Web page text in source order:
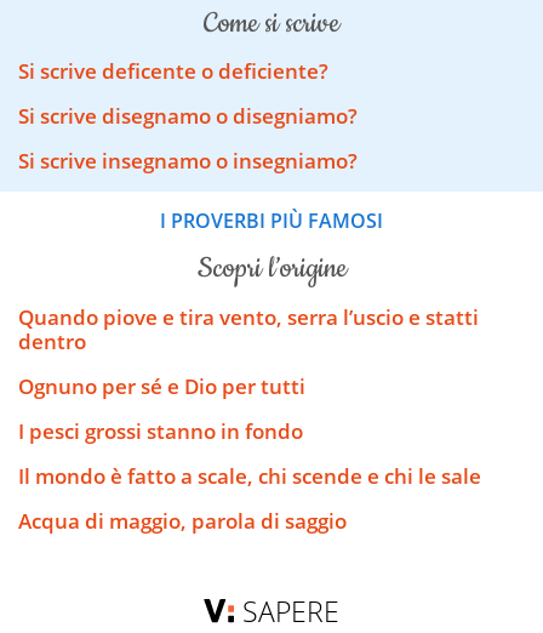
come si scrive
Si scrive deficente o deficiente?
Si scrive disegnamo o disegniamo?
Si scrive insegnamo o insegniamo?
I PROVERBI PIÙ FAMOSI
scopri l’origine
Quando piove e tira vento, serra l’uscio e statti
dentro
Ognuno per sé e Dio per tutti
I pesci grossi stanno in fondo
Il mondo è fatto a scale, chi scende e chi le sale
Acqua di maggio, parola di saggio
SAPERE